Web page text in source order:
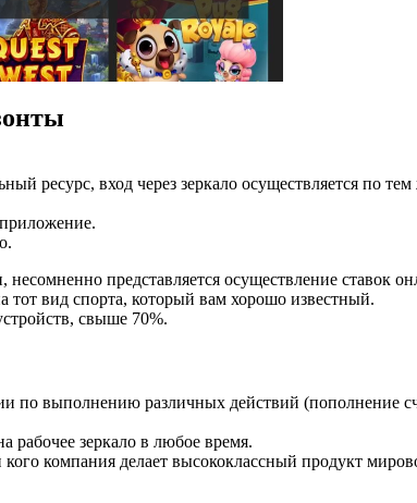
ресурс, вход через зеркало осуществляется по
представляется осуществление ставок
тот вид спорта, который вам хорошо известный.
свыше 70%.
выполнению различных действий (пополнение
рабочее зеркало в любое время.
компания делает высококлассный продукт